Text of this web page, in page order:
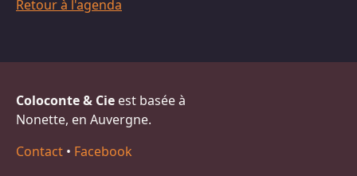
Retour à l'agenda
Coloconte & Cie est basée à
Nonette, en Auvergne.
Contact • Facebook